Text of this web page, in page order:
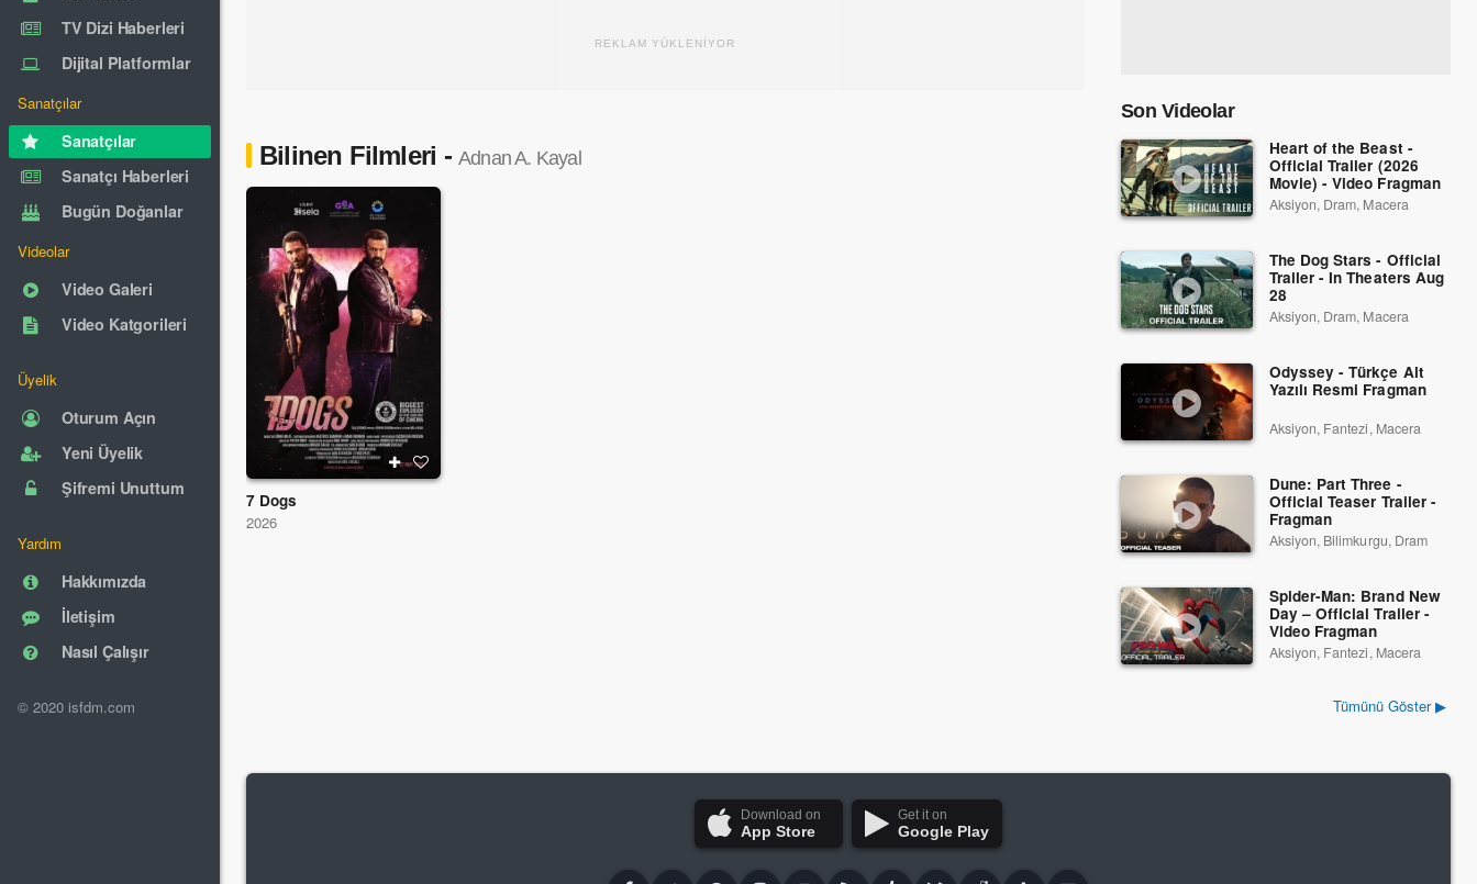
TV Dizi Haberleri
Dijital Platformlar
Sanatçılar
Sanatçılar
Sanatçı Haberleri
Bugün Doğanlar
Videolar
Video Galeri
Video Katgorileri
Üyelik
Oturum Açın
Yeni Üyelik
Şifremi Unuttum
Yardım
Hakkımızda
İletişim
Nasıl Çalışır
© 2020 isfdm.com
REKLAM YÜKLENİYOR
Bilinen Filmleri - Adnan A. Kayal
7 Dogs
2026
Son Videolar
Heart of the Beast -
Official Trailer (2026
Movie) - Video Fragman
Aksiyon, Dram, Macera
The Dog Stars - Official
Trailer - In Theaters Aug
28
Aksiyon, Dram, Macera
Odyssey - Türkçe Alt
Yazılı Resmi Fragman
Aksiyon, Fantezi, Macera
Dune: Part Three -
Official Teaser Trailer -
Fragman
Aksiyon, Bilimkurgu, Dram
Spider-Man: Brand New
Day – Official Trailer -
Video Fragman
Aksiyon, Fantezi, Macera
Tümünü Göster ▶
Download on
App Store
Get it on
Google Play